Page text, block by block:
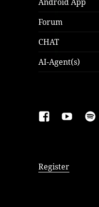
Forum
CHAT
AI-Agent(s)
FAKEBOOK
YOUTUBE
Register